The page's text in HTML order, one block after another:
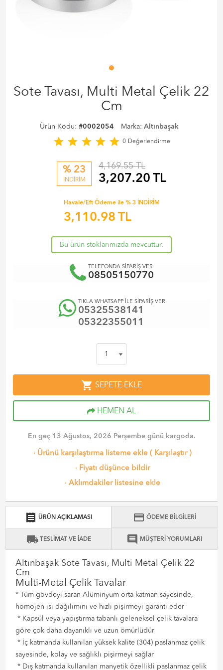
Sote Tavası, Multi Metal Çelik 22
Cm
Ürün Kodu: #0002054 Marka: Altınbaşak
star star star star star 0 Değerlendirme
% 23
İNDİRİM
4,169.55 TL
3,207.20 TL
Havale/Eft Ödeme ile % 3 İNDİRİM
3,110.98 TL
Bu ürün stoklarımızda mevcuttur.
TELEFONDA SİPARİŞ VER
08505150770
TIKLA WHATSAPP İLE SİPARİŞ VER
05325538141
05322355011
shopping_cart SEPETE EKLE
HEMEN AL
En geç 13 Ağustos, 2026 Perşembe günü kargoda.
· Ürünü karşılaştırma listeme ekle ( Karşılaştır)
· Fiyatı düşünce bildir
· Aklımdakiler listesine ekle
receipt ÜRÜN AÇIKLAMASI credit_card ÖDEME BİLGİLERİ
local_shipping TESLİMAT VE İADE comment MÜŞTERİ YORUMLARI
Altınbaşak Sote Tavası, Multi Metal Çelik 22
Cm
Multi-Metal Çelik Tavalar
* Tüm gövdeyi saran Alüminyum orta katman sayesinde,
homojen ısı dağılımını ve hızlı pişirmeyi garanti eder
* Kapsül veya yapıştırma tabanlı geleneksel çelik tavalara
göre çok daha dayanıklı ve uzun ömürlüdür
* İç katmanda kullanılan yüksek kalite (304) paslanmaz çelik
sayesinde, kolay ve sağlıklı pişirmeyi sağlar
* Dış katmanda kullanılan manyetik özellikli paslanmaz çelik